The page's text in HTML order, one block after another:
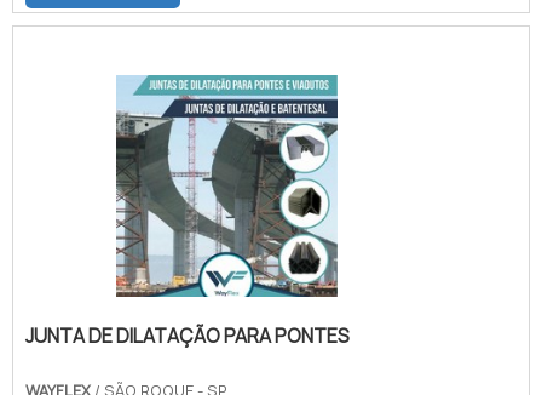
aplicação como elemento de vedação
oscilantes. Os anéis o’rings são
encontrados nos mais variados tipos de
materiais e durezas, dependendo somente
de sua aplicação. Os anéis O’rings são
alojados em ranhuras pré-dimensionadas,
que submete a seção do anel à uma carga
de pressão, assegurando assim a vedação
inicial do sistema. A pressão do fluído
exercido sobre o anel faz com que ele
JUNTA DE DILATAÇÃO PARA PONTES
WAYFLEX / SÃO ROQUE - SP